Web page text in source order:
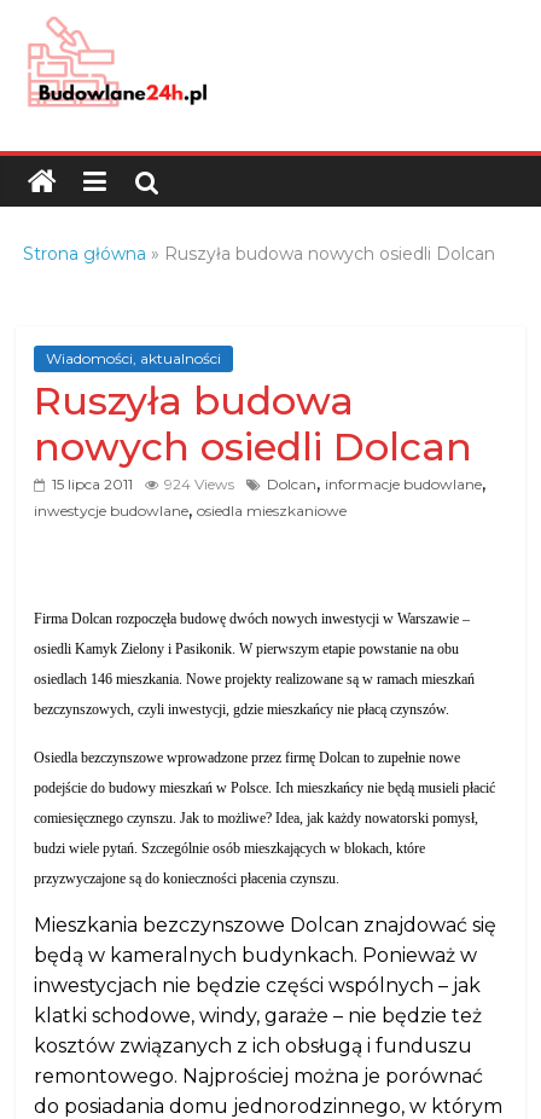
content
Budowlane24h.pl
portal
budowlany
branży
budowlanej
Strona główna » Ruszyła budowa nowych osiedli Dolcan
Wiadomości, aktualności
Ruszyła budowa
nowych osiedli Dolcan
15 lipca 2011 924 Views Dolcan, informacje budowlane,
inwestycje budowlane,osiedla mieszkaniowe
Firma Dolcan rozpoczęła budowę dwóch nowych inwestycji w Warszawie –
osiedli Kamyk Zielony i Pasikonik. W pierwszym etapie powstanie na obu
osiedlach 146 mieszkania. Nowe projekty realizowane są w ramach mieszkań
bezczynszowych, czyli inwestycji, gdzie mieszkańcy nie płacą czynszów.
Osiedla bezczynszowe wprowadzone przez firmę Dolcan to zupełnie nowe
podejście do budowy mieszkań w Polsce. Ich mieszkańcy nie będą musieli płacić
comiesięcznego czynszu. Jak to możliwe? Idea, jak każdy nowatorski pomysł,
budzi wiele pytań. Szczególnie osób mieszkających w blokach, które
przyzwyczajone są do konieczności płacenia czynszu.
Mieszkania bezczynszowe Dolcan znajdować się
będą w kameralnych budynkach. Ponieważ w
inwestycjach nie będzie części wspólnych – jak
klatki schodowe, windy, garaże – nie będzie też
kosztów związanych z ich obsługą i funduszu
remontowego. Najprościej można je porównać
do posiadania domu jednorodzinnego, w którym